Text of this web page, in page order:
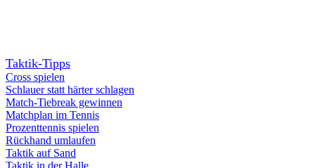
Taktik-Tipps
Cross spielen
Schlauer statt härter schlagen
Match-Tiebreak gewinnen
Matchplan im Tennis
Prozenttennis spielen
Rückhand umlaufen
Taktik auf Sand
Taktik in der Halle